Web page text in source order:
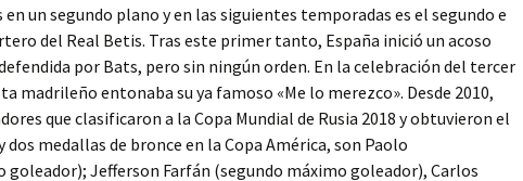
un segundo plano y en las siguientes temporadas es el segundo e
del Real Betis. Tras este primer tanto, España inició un acoso
por Bats, pero sin ningún orden. En la celebración del tercer
madrileño entonaba su ya famoso «Me lo merezco». Desde 2010,
que clasificaron a la Copa Mundial de Rusia 2018 y obtuvieron el
medallas de bronce en la Copa América, son Paolo
goleador); Jefferson Farfán (segundo máximo goleador), Carlos